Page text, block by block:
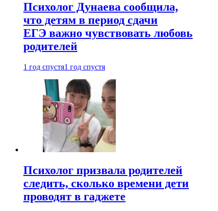
Психолог Дунаева сообщила,
что детям в период сдачи
ЕГЭ важно чувствовать любовь
родителей
1 год спустя1 год спустя
Психолог призвала родителей
следить, сколько времени дети
проводят в гаджете